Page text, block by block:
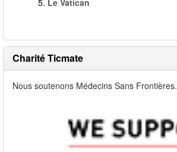
5. Le Vatican
Charité Ticmate
Nous soutenons Médecins Sans Frontières.